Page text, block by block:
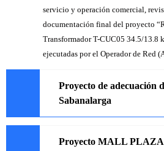
servicio y operación comercial,
documentación final del proyecto
Transformador T-CUC05 34.5/13.8
ejecutadas por el Operador de Red
Proyecto de adecuación
Sabanalarga
Proyecto MALL PLAZA